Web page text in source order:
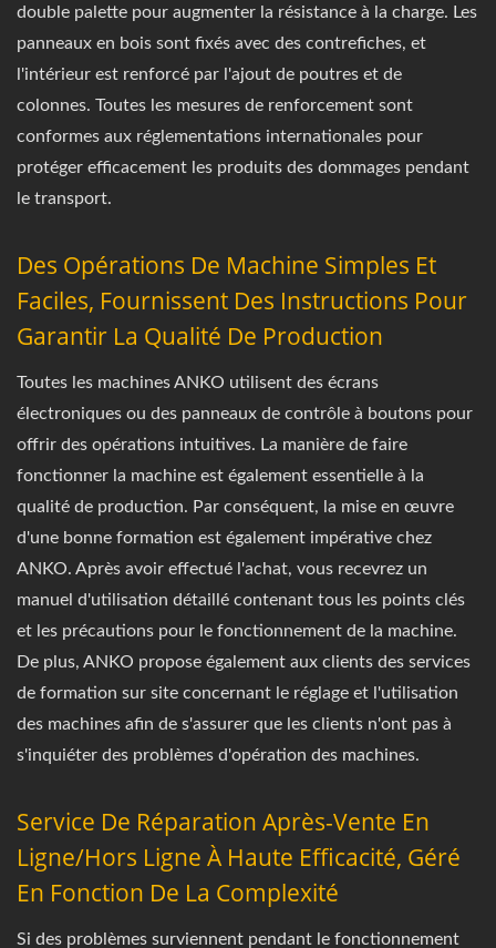
double palette pour augmenter la résistance à la charge. Les
panneaux en bois sont fixés avec des contrefiches, et
l'intérieur est renforcé par l'ajout de poutres et de
colonnes. Toutes les mesures de renforcement sont
conformes aux réglementations internationales pour
protéger efficacement les produits des dommages pendant
le transport.
Des Opérations De Machine Simples Et
Faciles, Fournissent Des Instructions Pour
Garantir La Qualité De Production
Toutes les machines ANKO utilisent des écrans
électroniques ou des panneaux de contrôle à boutons pour
offrir des opérations intuitives. La manière de faire
fonctionner la machine est également essentielle à la
qualité de production. Par conséquent, la mise en œuvre
d'une bonne formation est également impérative chez
ANKO. Après avoir effectué l'achat, vous recevrez un
manuel d'utilisation détaillé contenant tous les points clés
et les précautions pour le fonctionnement de la machine.
De plus, ANKO propose également aux clients des services
de formation sur site concernant le réglage et l'utilisation
des machines afin de s'assurer que les clients n'ont pas à
s'inquiéter des problèmes d'opération des machines.
Service De Réparation Après-Vente En
Ligne/hors Ligne À Haute Efficacité, Géré
En Fonction De La Complexité
Si des problèmes surviennent pendant le fonctionnement